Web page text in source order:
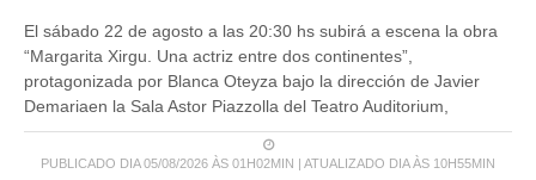
El sábado 22 de agosto a las 20:30 hs subirá a escena la obra
“Margarita Xirgu. Una actriz entre dos continentes”,
protagonizada por Blanca Oteyza bajo la dirección de Javier
Demariaen la Sala Astor Piazzolla del Teatro Auditorium,
PUBLICADO DIA 05/08/2026 ÀS 01H02MIN | ATUALIZADO DIA ÀS 10H55MIN